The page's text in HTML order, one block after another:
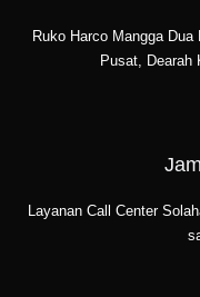
Ruko Harco Mangga
Pusat, Dearah
Layanan Call Center